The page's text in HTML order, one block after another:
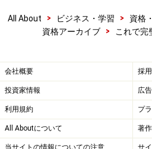
All About > ビジネス・学習 > 資格
資格アーカイブ
> これで完
会社概要 採
投資家情報 広
利用規約 プ
All Aboutについて 著